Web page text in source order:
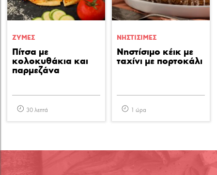
ΖΥΜΕΣ
Πίτσα με
κολοκυθάκια και
παρμεζάνα
30 λεπτά
ΝΗΣΤΙΣΙΜΕΣ
Νηστίσιμο κέικ με
ταχίνι με πορτοκάλι
1 ώρα